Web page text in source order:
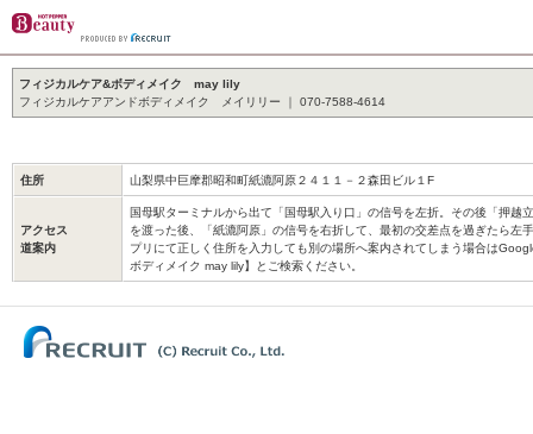
フィジカルケア&ボディメイク may lily
フィジカルケアアンドボディメイク メイリリー ｜ 070-7588-4614
住所 山梨県中巨摩郡昭和町紙漉阿原２４１１－２森田ビル１F
アクセス
道案内
国母駅ターミナルから出て「国母駅入り口」の信号を左折。その後「押越
を渡った後、「紙漉阿原」の信号を右折して、最初の交差点を過ぎたら左
プリにて正しく住所を入力しても別の場所へ案内されてしまう場合は
ボディメイク may lily】とご検索ください。